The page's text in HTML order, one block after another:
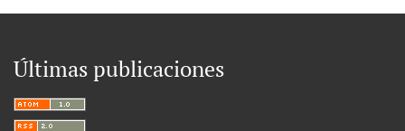
Últimas publicaciones